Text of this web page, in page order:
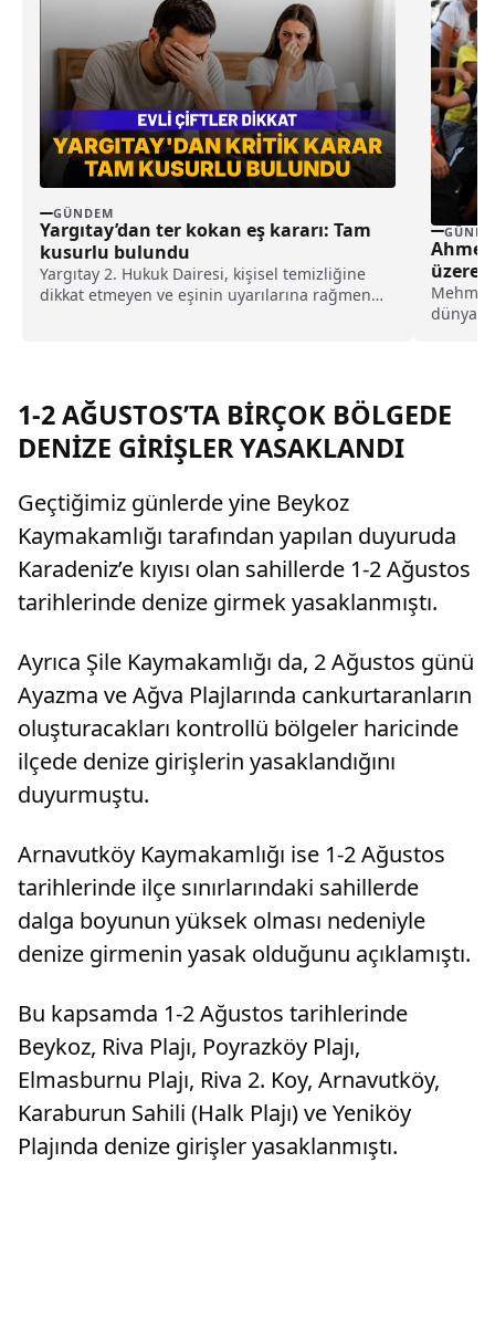
GÜNDEM
Yargıtay’dan ter kokan eş kararı: Tam
kusurlu bulundu
Yargıtay 2. Hukuk Dairesi, kişisel temizliğine
dikkat etmeyen ve eşinin uyarılarına rağmen
Ahmet
üzere
Mehmet
dünya
1-2 AĞUSTOS’TA BİRÇOK BÖLGEDE
DENİZE GİRİŞLER YASAKLANDI
Geçtiğimiz günlerde yine Beykoz
Kaymakamlığı tarafından yapılan duyuruda
Karadeniz’e kıyısı olan sahillerde 1-2 Ağustos
tarihlerinde denize girmek yasaklanmıştı.
Ayrıca Şile Kaymakamlığı da, 2 Ağustos günü
Ayazma ve Ağva Plajlarında cankurtaranların
oluşturacakları kontrollü bölgeler haricinde
ilçede denize girişlerin yasaklandığını
duyurmuştu.
Arnavutköy Kaymakamlığı ise 1-2 Ağustos
tarihlerinde ilçe sınırlarındaki sahillerde
dalga boyunun yüksek olması nedeniyle
denize girmenin yasak olduğunu açıklamıştı.
Bu kapsamda 1-2 Ağustos tarihlerinde
Beykoz, Riva Plajı, Poyrazköy Plajı,
Elmasburnu Plajı, Riva 2. Koy, Arnavutköy,
Karaburun Sahili (Halk Plajı) ve Yeniköy
Plajında denize girişler yasaklanmıştı.